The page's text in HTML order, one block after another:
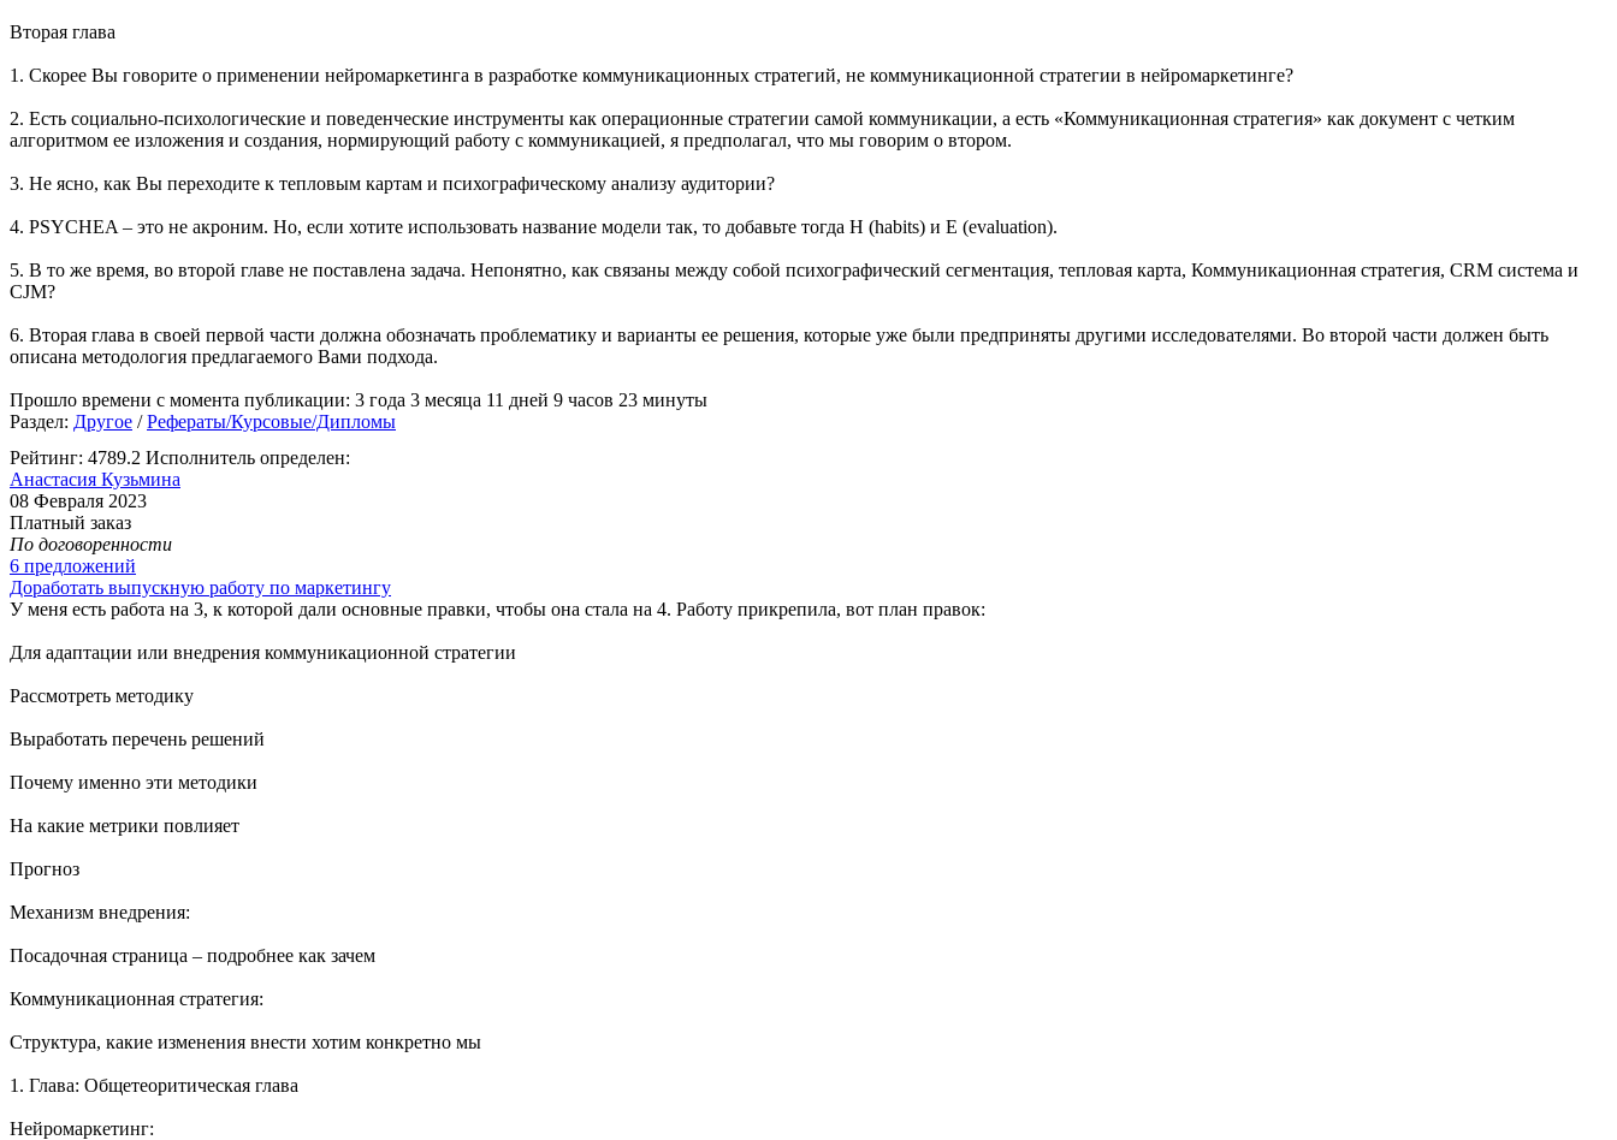
Вторая глава
1. Скорее Вы говорите о применении нейромаркетинга в разработке коммуникационных стратегий, не коммуникационной стратегии в нейромаркетинге?
2. Есть социально-психологические и поведенческие инструменты как операционные стратегии самой коммуникации, а есть «Коммуникационная стратегия» как документ с четким
алгоритмом ее изложения и создания, нормирующий работу с коммуникацией, я предполагал, что мы говорим о втором.
3. Не ясно, как Вы переходите к тепловым картам и психографическому анализу аудитории?
4. PSYCHEA – это не акроним. Но, если хотите использовать название модели так, то добавьте тогда H (habits) и E (evaluation).
5. В то же время, во второй главе не поставлена задача. Непонятно, как связаны между собой психографический сегментация, тепловая карта, Коммуникационная стратегия, CRM система и
CJM?
6. Вторая глава в своей первой части должна обозначать проблематику и варианты ее решения, которые уже были предприняты другими исследователями. Во второй части должен быть
описана методология предлагаемого Вами подхода.
Прошло времени с момента публикации: 3 года 3 месяца 11 дней 9 часов 23 минуты
Раздел: Другое /Рефераты/Курсовые/Дипломы
Рейтинг: 4789.2 Исполнитель определен:
Анастасия Кузьмина
08 Февраля 2023
Платный заказ
По договоренности
6 предложений
Доработать выпускную работу по маркетингу
У меня есть работа на 3, к которой дали основные правки, чтобы она стала на 4. Работу прикрепила, вот план правок:
Для адаптации или внедрения коммуникационной стратегии
Рассмотреть методику
Выработать перечень решений
Почему именно эти методики
На какие метрики повлияет
Прогноз
Механизм внедрения:
Посадочная страница – подробнее как зачем
Коммуникационная стратегия:
Структура, какие изменения внести хотим конкретно мы
1. Глава: Общетеоритическая глава
Нейромаркетинг: